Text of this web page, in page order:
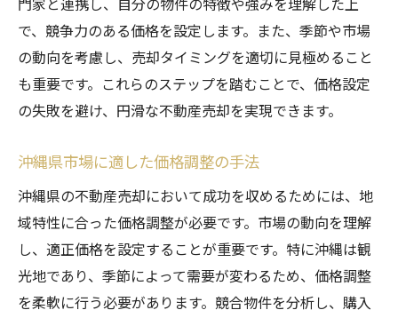
で、競争力のある価格を設定します。また、季節や市場
の動向を考慮し、売却タイミングを適切に見極めること
も重要です。これらのステップを踏むことで、価格設定
の失敗を避け、円滑な不動産売却を実現できます。
沖縄県市場に適した価格調整の手法
沖縄県の不動産売却において成功を収めるためには、地
域特性に合った価格調整が必要です。市場の動向を理解
し、適正価格を設定することが重要です。特に沖縄は観
光地であり、季節によって需要が変わるため、価格調整
を柔軟に行う必要があります。競合物件を分析し、購入